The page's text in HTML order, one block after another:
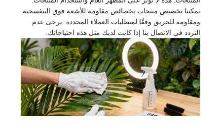
يمكننا تخصيص منتجات بخصائص مقاومة للأشعة فوق البنفسجية
ومقاومة للحريق وفقًا لمتطلبات العملاء المحددة. يرجى عدم
التردد في الاتصال بنا إذا كانت لديك مثل هذه
احتياجاتك.